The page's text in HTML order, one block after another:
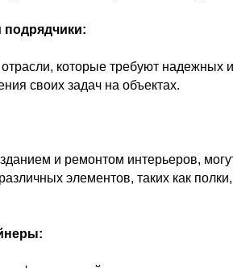
которые требуют надежных и
своих задач на объектах.
и ремонтом интерьеров,
элементов, таких как полки,